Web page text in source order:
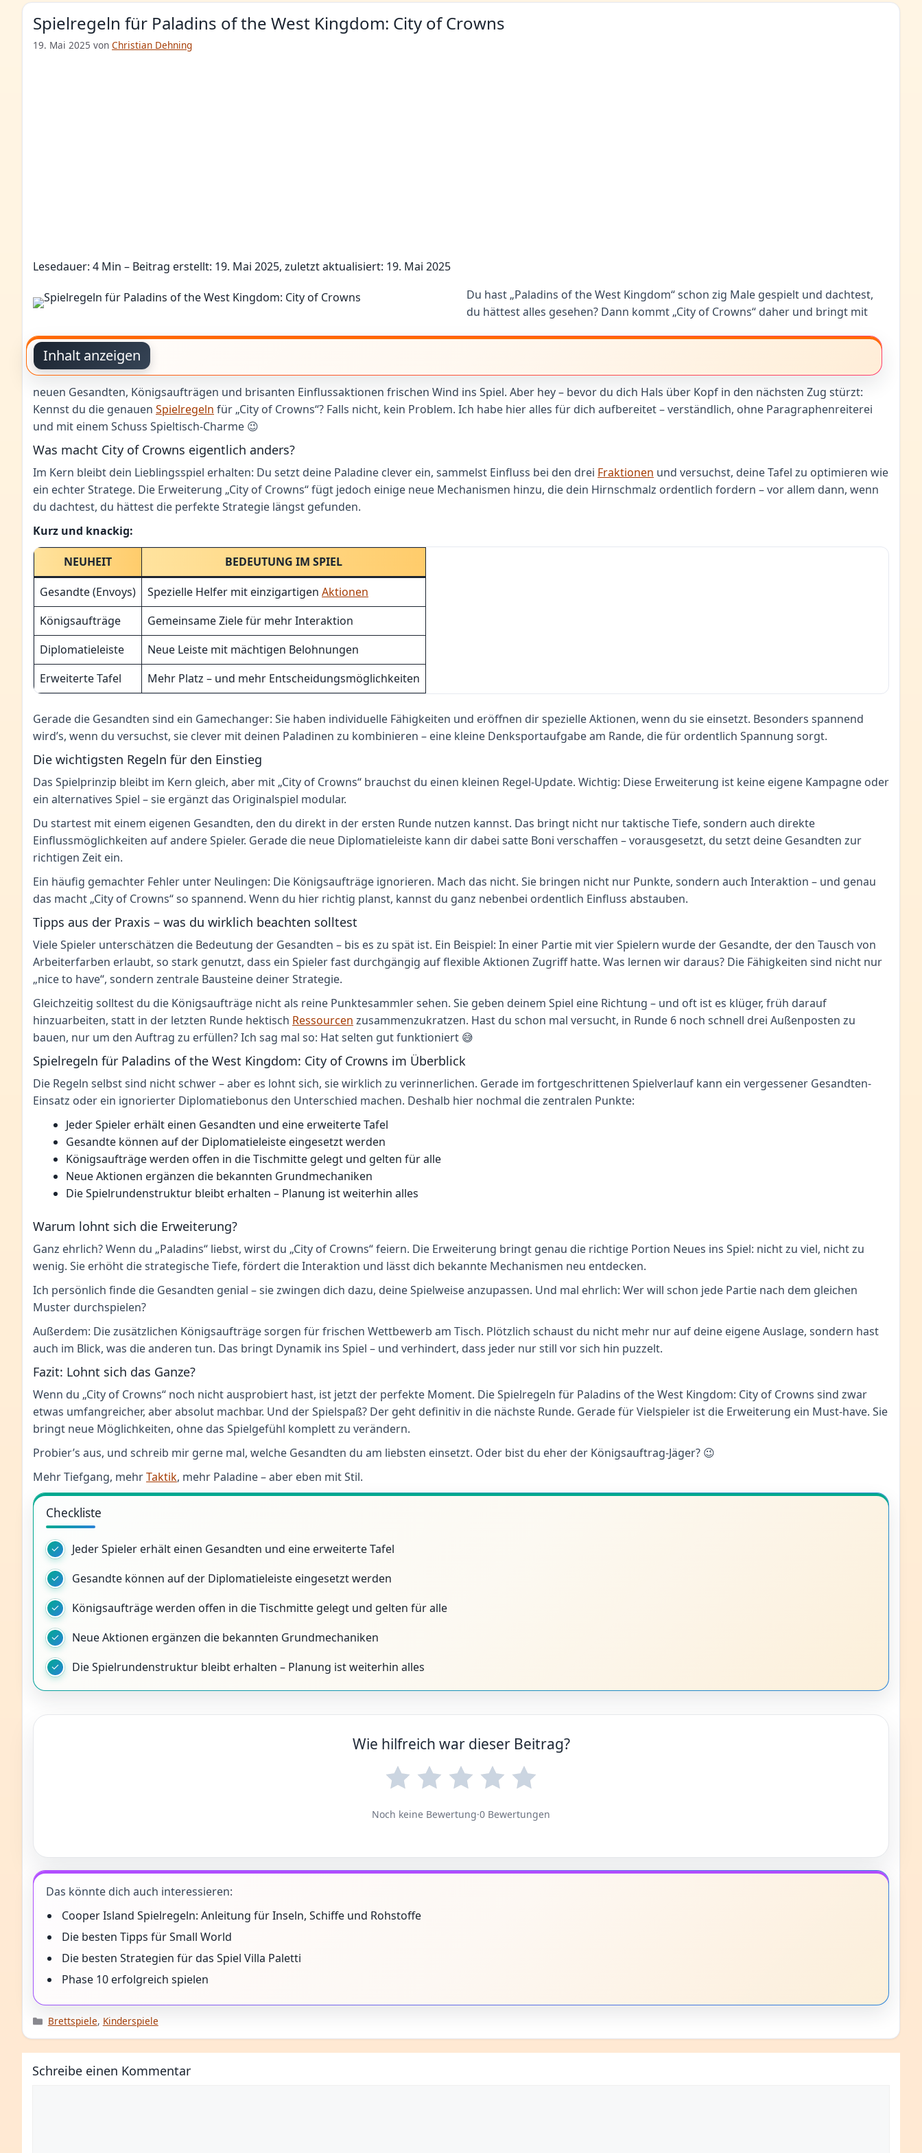
Spielregeln für Paladins of the West Kingdom: City of Crowns
19. Mai 2025 von Christian Dehning
Lesedauer: 4 Min – Beitrag erstellt: 19. Mai 2025, zuletzt aktualisiert: 19. Mai 2025
Inhalt anzeigen
Du hast „Paladins of the West Kingdom“ schon zig Male gespielt und dachtest,
du hättest alles gesehen? Dann kommt „City of Crowns“ daher und bringt mit
neuen Gesandten, Königsaufträgen und brisanten Einflussaktionen frischen Wind ins Spiel. Aber hey – bevor du dich Hals über Kopf in den nächsten Zug stürzt:
Kennst du die genauen Spielregeln für „City of Crowns“? Falls nicht, kein Problem. Ich habe hier alles für dich aufbereitet – verständlich, ohne Paragraphenreiterei
und mit einem Schuss Spieltisch-Charme 😉
Was macht City of Crowns eigentlich anders?
Im Kern bleibt dein Lieblingsspiel erhalten: Du setzt deine Paladine clever ein, sammelst Einfluss bei den drei Fraktionen und versuchst, deine Tafel zu optimieren wie
ein echter Stratege. Die Erweiterung „City of Crowns“ fügt jedoch einige neue Mechanismen hinzu, die dein Hirnschmalz ordentlich fordern – vor allem dann, wenn
du dachtest, du hättest die perfekte Strategie längst gefunden.
Kurz und knackig:
NEUHEIT
BEDEUTUNG IM SPIEL
Gesandte (Envoys)
Spezielle Helfer mit einzigartigen Aktionen
Königsaufträge
Gemeinsame Ziele für mehr Interaktion
Diplomatieleiste
Neue Leiste mit mächtigen Belohnungen
Erweiterte Tafel
Mehr Platz – und mehr Entscheidungsmöglichkeiten
Gerade die Gesandten sind ein Gamechanger: Sie haben individuelle Fähigkeiten und eröffnen dir spezielle Aktionen, wenn du sie einsetzt. Besonders spannend
wird’s, wenn du versuchst, sie clever mit deinen Paladinen zu kombinieren – eine kleine Denksportaufgabe am Rande, die für ordentlich Spannung sorgt.
Die wichtigsten Regeln für den Einstieg
Das Spielprinzip bleibt im Kern gleich, aber mit „City of Crowns“ brauchst du einen kleinen Regel-Update. Wichtig: Diese Erweiterung ist keine eigene Kampagne oder
ein alternatives Spiel – sie ergänzt das Originalspiel modular.
Du startest mit einem eigenen Gesandten, den du direkt in der ersten Runde nutzen kannst. Das bringt nicht nur taktische Tiefe, sondern auch direkte
Einflussmöglichkeiten auf andere Spieler. Gerade die neue Diplomatieleiste kann dir dabei satte Boni verschaffen – vorausgesetzt, du setzt deine Gesandten zur
richtigen Zeit ein.
Ein häufig gemachter Fehler unter Neulingen: Die Königsaufträge ignorieren. Mach das nicht. Sie bringen nicht nur Punkte, sondern auch Interaktion – und genau
das macht „City of Crowns“ so spannend. Wenn du hier richtig planst, kannst du ganz nebenbei ordentlich Einfluss abstauben.
Tipps aus der Praxis – was du wirklich beachten solltest
Viele Spieler unterschätzen die Bedeutung der Gesandten – bis es zu spät ist. Ein Beispiel: In einer Partie mit vier Spielern wurde der Gesandte, der den Tausch von
Arbeiterfarben erlaubt, so stark genutzt, dass ein Spieler fast durchgängig auf flexible Aktionen Zugriff hatte. Was lernen wir daraus? Die Fähigkeiten sind nicht nur
„nice to have“, sondern zentrale Bausteine deiner Strategie.
Gleichzeitig solltest du die Königsaufträge nicht als reine Punktesammler sehen. Sie geben deinem Spiel eine Richtung – und oft ist es klüger, früh darauf
hinzuarbeiten, statt in der letzten Runde hektisch Ressourcen zusammenzukratzen. Hast du schon mal versucht, in Runde 6 noch schnell drei Außenposten zu
bauen, nur um den Auftrag zu erfüllen? Ich sag mal so: Hat selten gut funktioniert 😅
Spielregeln für Paladins of the West Kingdom: City of Crowns im Überblick
Die Regeln selbst sind nicht schwer – aber es lohnt sich, sie wirklich zu verinnerlichen. Gerade im fortgeschrittenen Spielverlauf kann ein vergessener Gesandten-
Einsatz oder ein ignorierter Diplomatiebonus den Unterschied machen. Deshalb hier nochmal die zentralen Punkte:
Jeder Spieler erhält einen Gesandten und eine erweiterte Tafel
Gesandte können auf der Diplomatieleiste eingesetzt werden
Königsaufträge werden offen in die Tischmitte gelegt und gelten für alle
Neue Aktionen ergänzen die bekannten Grundmechaniken
Die Spielrundenstruktur bleibt erhalten – Planung ist weiterhin alles
Warum lohnt sich die Erweiterung?
Ganz ehrlich? Wenn du „Paladins“ liebst, wirst du „City of Crowns“ feiern. Die Erweiterung bringt genau die richtige Portion Neues ins Spiel: nicht zu viel, nicht zu
wenig. Sie erhöht die strategische Tiefe, fördert die Interaktion und lässt dich bekannte Mechanismen neu entdecken.
Ich persönlich finde die Gesandten genial – sie zwingen dich dazu, deine Spielweise anzupassen. Und mal ehrlich: Wer will schon jede Partie nach dem gleichen
Muster durchspielen?
Außerdem: Die zusätzlichen Königsaufträge sorgen für frischen Wettbewerb am Tisch. Plötzlich schaust du nicht mehr nur auf deine eigene Auslage, sondern hast
auch im Blick, was die anderen tun. Das bringt Dynamik ins Spiel – und verhindert, dass jeder nur still vor sich hin puzzelt.
Fazit: Lohnt sich das Ganze?
Wenn du „City of Crowns“ noch nicht ausprobiert hast, ist jetzt der perfekte Moment. Die Spielregeln für Paladins of the West Kingdom: City of Crowns sind zwar
etwas umfangreicher, aber absolut machbar. Und der Spielspaß? Der geht definitiv in die nächste Runde. Gerade für Vielspieler ist die Erweiterung ein Must-have. Sie
bringt neue Möglichkeiten, ohne das Spielgefühl komplett zu verändern.
Probier’s aus, und schreib mir gerne mal, welche Gesandten du am liebsten einsetzt. Oder bist du eher der Königsauftrag-Jäger? 😉
Mehr Tiefgang, mehrTaktik, mehr Paladine – aber eben mit Stil.
Checkliste
Jeder Spieler erhält einen Gesandten und eine erweiterte Tafel
Gesandte können auf der Diplomatieleiste eingesetzt werden
Königsaufträge werden offen in die Tischmitte gelegt und gelten für alle
Neue Aktionen ergänzen die bekannten Grundmechaniken
Die Spielrundenstruktur bleibt erhalten – Planung ist weiterhin alles
Wie hilfreich war dieser Beitrag?
Noch keine Bewertung·0 Bewertungen
Das könnte dich auch interessieren:
Cooper Island Spielregeln: Anleitung für Inseln, Schiffe und Rohstoffe
Die besten Tipps für Small World
Die besten Strategien für das Spiel Villa Paletti
Phase 10 erfolgreich spielen
Kategorien
Brettspiele, Kinderspiele
Schreibe einen Kommentar